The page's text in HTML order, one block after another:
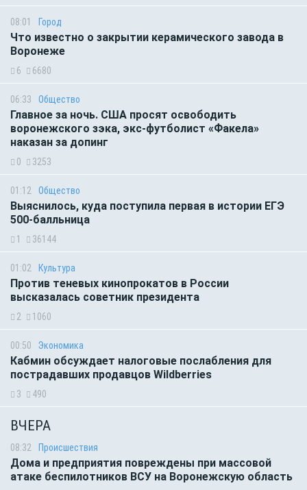
08:01 Город
Что известно о закрытии керамического завода в
Воронеже
6 6680
06:33 Общество
Главное за ночь. CША просят освободить
воронежского зэка, экс-футболист «Факела»
наказан за допинг
0 3253
01:12 Общество
Выяснилось, куда поступила первая в истории ЕГЭ
500-балльница
1 36144
01:02 Культура
Против теневых кинопрокатов в России
высказалась советник президента
2 1060
00:50 Экономика
Кабмин обсуждает налоговые послабления для
пострадавших продавцов Wildberries
3 490
ВЧЕРА
08:32 Происшествия
Дома и предприятия повреждены при массовой
атаке беспилотников ВСУ на Воронежскую область